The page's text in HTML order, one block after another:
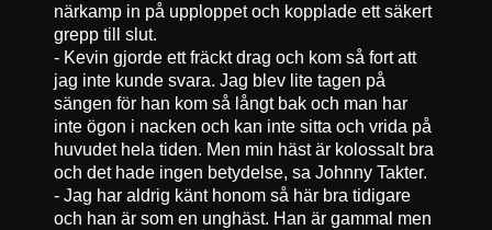
närkamp in på upploppet och kopplade ett säkert
grepp till slut.
- Kevin gjorde ett fräckt drag och kom så fort att
jag inte kunde svara. Jag blev lite tagen på
sängen för han kom så långt bak och man har
inte ögon i nacken och kan inte sitta och vrida på
huvudet hela tiden. Men min häst är kolossalt bra
och det hade ingen betydelse, sa Johnny Takter.
- Jag har aldrig känt honom så här bra tidigare
och han är som en unghäst. Han är gammal men